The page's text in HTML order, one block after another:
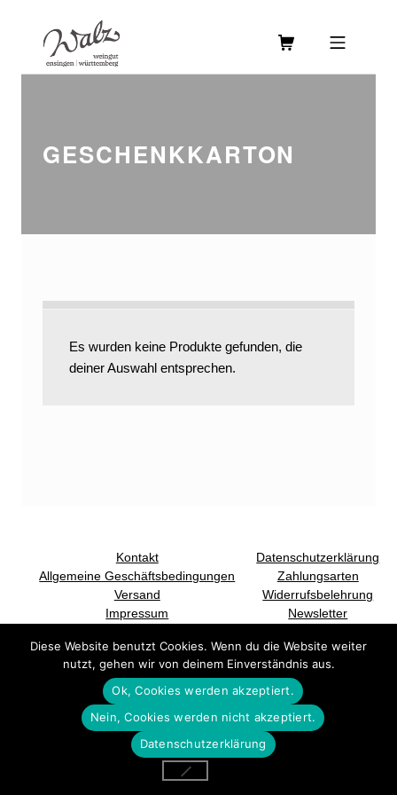
WEINGUT WALZ
GESCHENKKARTON
Es wurden keine Produkte gefunden, die
deiner Auswahl entsprechen.
Kontakt
Datenschutzerklärung
Allgemeine Geschäftsbedingungen
Zahlungsarten
Versand
Widerrufsbelehrung
Impressum
Newsletter
DSGVO Cookie Consent mit Real Cookie Banner
Diese Website benutzt Cookies. Wenn du die Website weiter
nutzt, gehen wir von deinem Einverständnis aus.
Ok, Cookies werden akzeptiert.
Nein, Cookies werden nicht akzeptiert.
Datenschutzerklärung